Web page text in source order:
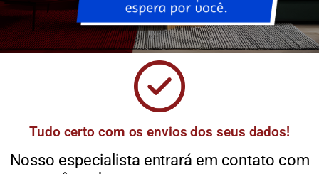
Tudo certo com os envios dos seus dados!
Nosso especialista entrará em contato com